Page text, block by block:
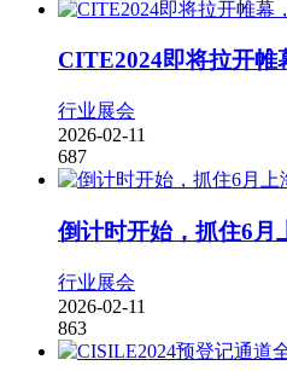
CITE2024即将拉开帷
行业展会
2026-02-11
687
倒计时开始，抓住6月
行业展会
2026-02-11
863